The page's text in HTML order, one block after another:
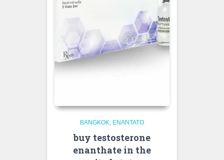
BANGKOK ENANTATO
buy testosterone
enanthate in the